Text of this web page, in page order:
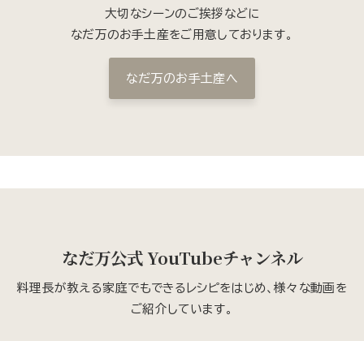
大切なシーンのご挨拶などに
なだ万のお手土産をご用意しております。
なだ万のお手土産へ
なだ万公式 YouTubeチャンネル
料理長が教える家庭でもできるレシピをはじめ、様々な動画を
ご紹介しています。